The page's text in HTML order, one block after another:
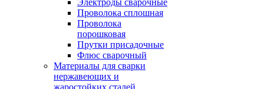
Электроды сварочные
Проволока сплошная
Проволока
порошковая
Прутки присадочные
Флюс сварочный
Материалы для сварки
нержавеющих и
жаростойких сталей